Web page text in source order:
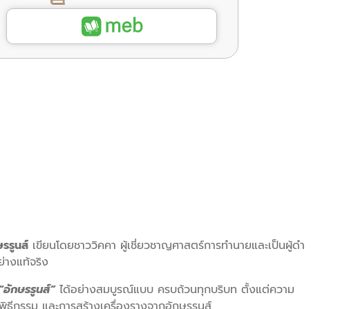
รรูนส์ เขียนโดยชาววิคคา ผู้เชี่ยวชาญศาสตร์การทํานายและเป็นผู้ดํา
งแท้จริง
อักษรรูนส์”ได้อย่างสมบูรณ์แบบ ครบถ้วนทุกบริบท ตั้งแต่ความ